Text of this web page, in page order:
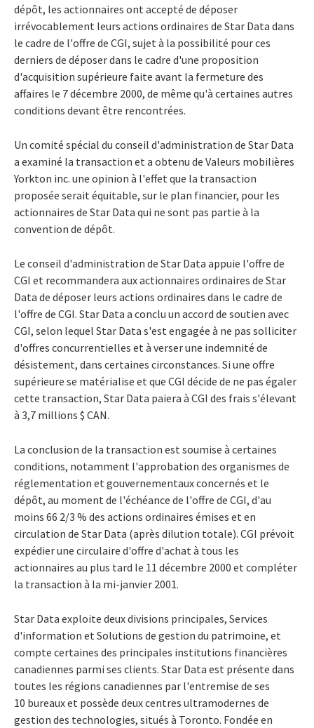
dépôt, les actionnaires ont accepté de déposer
irrévocablement leurs actions ordinaires de Star Data dans
le cadre de l'offre de CGI, sujet à la possibilité pour ces
derniers de déposer dans le cadre d'une proposition
d'acquisition supérieure faite avant la fermeture des
affaires le 7 décembre 2000, de même qu'à certaines autres
conditions devant être rencontrées.
Un comité spécial du conseil d'administration de Star Data
a examiné la transaction et a obtenu de Valeurs mobilières
Yorkton inc. une opinion à l'effet que la transaction
proposée serait équitable, sur le plan financier, pour les
actionnaires de Star Data qui ne sont pas partie à la
convention de dépôt.
Le conseil d'administration de Star Data appuie l'offre de
CGI et recommandera aux actionnaires ordinaires de Star
Data de déposer leurs actions ordinaires dans le cadre de
l'offre de CGI. Star Data a conclu un accord de soutien avec
CGI, selon lequel Star Data s'est engagée à ne pas solliciter
d'offres concurrentielles et à verser une indemnité de
désistement, dans certaines circonstances. Si une offre
supérieure se matérialise et que CGI décide de ne pas égaler
cette transaction, Star Data paiera à CGI des frais s'élevant
à 3,7 millions $ CAN.
La conclusion de la transaction est soumise à certaines
conditions, notamment l'approbation des organismes de
réglementation et gouvernementaux concernés et le
dépôt, au moment de l'échéance de l'offre de CGI, d'au
moins 66 2/3 % des actions ordinaires émises et en
circulation de Star Data (après dilution totale). CGI prévoit
expédier une circulaire d'offre d'achat à tous les
actionnaires au plus tard le 11 décembre 2000 et compléter
la transaction à la mi-janvier 2001.
Star Data exploite deux divisions principales, Services
d'information et Solutions de gestion du patrimoine, et
compte certaines des principales institutions financières
canadiennes parmi ses clients. Star Data est présente dans
toutes les régions canadiennes par l'entremise de ses
10 bureaux et possède deux centres ultramodernes de
gestion des technologies, situés à Toronto. Fondée en